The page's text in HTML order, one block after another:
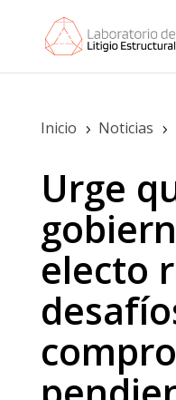
Inicio 5 Noticias 5
Urge
electo